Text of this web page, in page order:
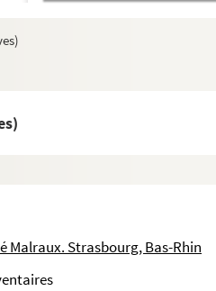
Malraux. Strasbourg, Bas-Rhin
f. Geschichtswissenschaft)
Religieux)
Alsacienne)
Literaturzeitung)